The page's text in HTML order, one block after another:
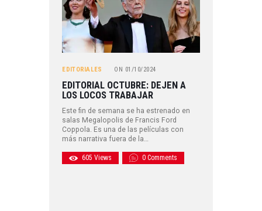
EDITORIALES ON 01/10/2024
EDITORIAL OCTUBRE: DEJEN A
LOS LOCOS TRABAJAR
Este fin de semana se ha estrenado en
salas Megalopolis de Francis Ford
Coppola. Es una de las películas con
más narrativa fuera de la…
605 Views 0 Comments